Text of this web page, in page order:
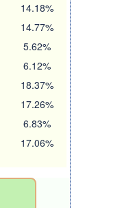
14.18%
14.77%
5.62%
6.12%
18.37%
17.26%
6.83%
17.06%